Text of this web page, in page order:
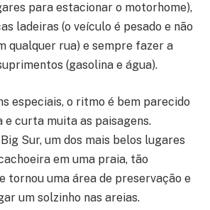
para estacionar o motorhome),
ladeiras (o veículo é pesado e não
qualquer rua) e sempre fazer a
(gasolina e água).
especiais, o ritmo é bem parecido
e curta muita as paisagens.
Sur, um dos mais belos lugares
em uma praia, tão
tornou uma área de preservação e
um solzinho nas areias.